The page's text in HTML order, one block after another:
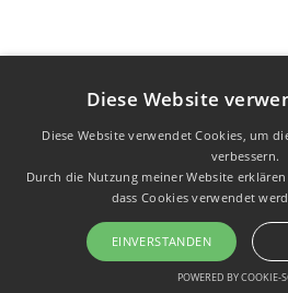
Diese Website
Diese Website verwendet Cookies, um
verbessern.
Durch die Nutzung meiner Website
dass Cookies verwendet
EINVERSTANDEN
POWERED BY COOKIE-